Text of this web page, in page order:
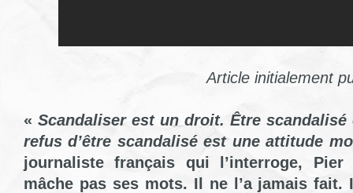
Article initialement
« Scandaliser est un droit. Être
refus d’être scandalisé est une attitude
journaliste français qui l’interroge,
mâche pas ses mots. Il ne l’a jamais